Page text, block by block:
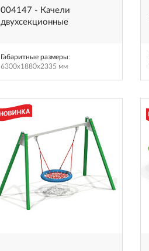
004147 - Качели
двухсекционные
Габаритные размеры:
6300x1880x2335 мм